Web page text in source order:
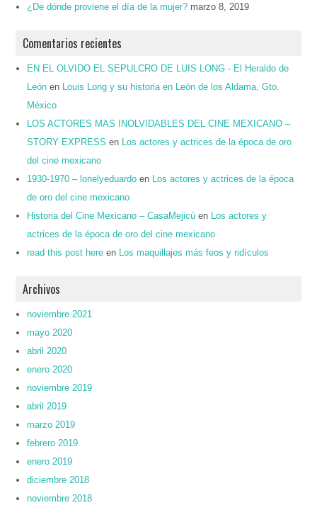
¿De dónde proviene el día de la mujer? marzo 8, 2019
Comentarios recientes
EN EL OLVIDO EL SEPULCRO DE LUIS LONG - El Heraldo de
León en
Louis Long y su historia en León de los Aldama, Gto.
México
LOS ACTORES MAS INOLVIDABLES DEL CINE MEXICANO –
STORY EXPRESS en
Los actores y actrices de la época de oro
del cine mexicano
1930-1970 – lonelyeduardo en
Los actores y actrices de la época
de oro del cine mexicano
Historia del Cine Mexicano – CasaMejicú en
Los actores y
actrices de la época de oro del cine mexicano
read this post here en Los maquillajes más feos y ridículos
Archivos
noviembre 2021
mayo 2020
abril 2020
enero 2020
noviembre 2019
abril 2019
marzo 2019
febrero 2019
enero 2019
diciembre 2018
noviembre 2018